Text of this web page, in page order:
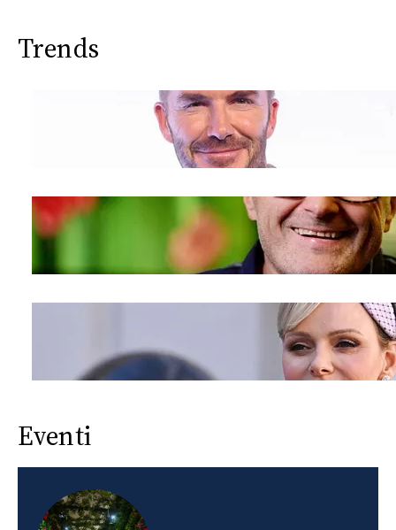
Trends
Eventi